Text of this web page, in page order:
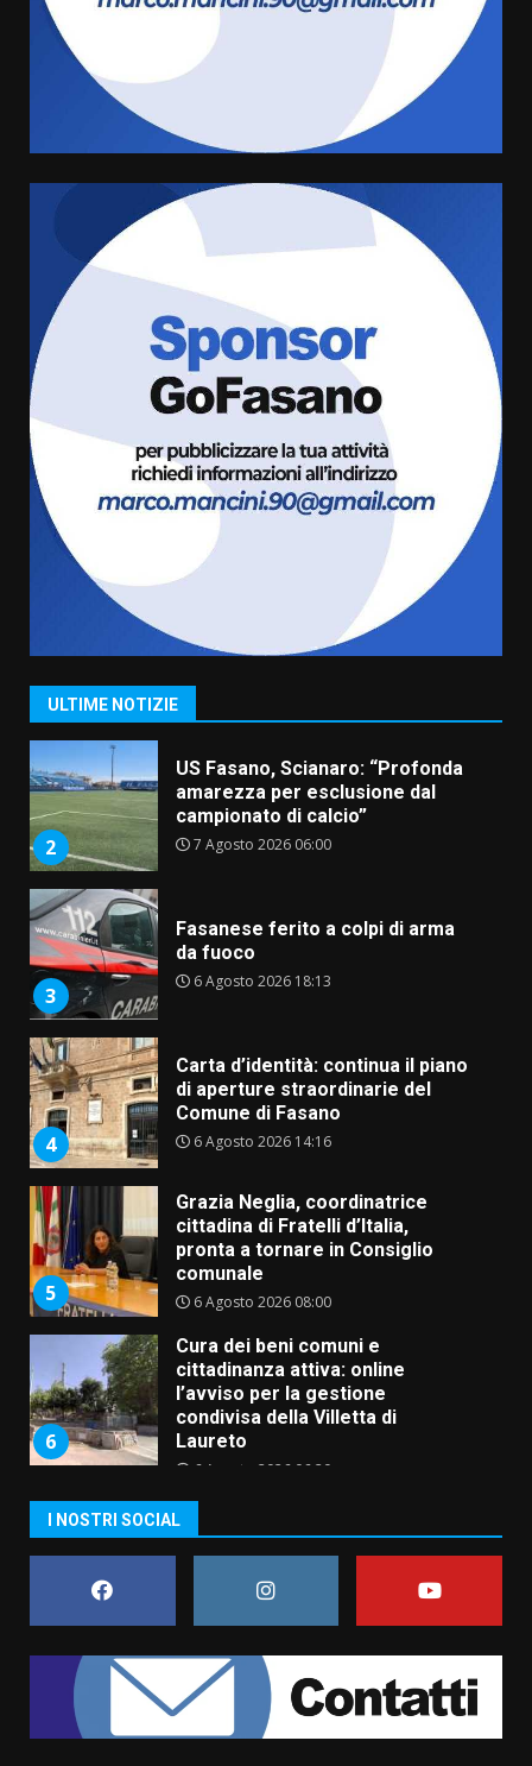
ULTIME NOTIZIE
Grazia Neglia, coordinatrice
cittadina di Fratelli d’Italia,
pronta a tornare in Consiglio
comunale
Cura dei beni comuni e
cittadinanza attiva: online
l’avviso per la gestione
condivisa della Villetta di
Laureto
La magia del Minareto e la prima
assoluta de “L’Albergo
Belvedere. Il rapimento”
6 Agosto 2026 06:15
“I Contestatori: Musica di
Rivoluzione”: nuovo
appuntamento con “Fasano in
Banda”
7 Agosto 2026 06:05
2
US Fasano, Scianaro: “Profonda
amarezza per esclusione dal
3
Fasanese ferito a colpi di arma
da fuoco
6 Agosto 2026 18:13
4
Carta d’identità: continua il piano
di aperture straordinarie del
Comune di Fasano
6 Agosto 2026 14:16
5
Grazia Neglia, coordinatrice
cittadina di Fratelli d’Italia,
pronta a tornare in Consiglio
comunale
6 Agosto 2026 08:00
6
Cura dei beni comuni e
cittadinanza attiva: online
l’avviso per la gestione
condivisa della Villetta di
Laureto
7
La magia del Minareto e la prima
assoluta de “L’Albergo
Belvedere. Il rapimento”
6 Agosto 2026 06:15
“I Contestatori: Musica di
Rivoluzione”: nuovo
7 Agosto 2026 06:05
2
US Fasano, Scianaro: “Profonda
amarezza per esclusione dal
campionato di calcio”
7 Agosto 2026 06:00
I NOSTRI SOCIAL